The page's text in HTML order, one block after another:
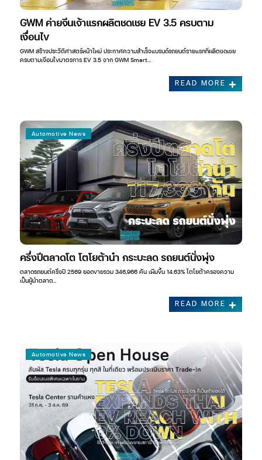
GWM ค่ายจีนเจ้าแรกผลิตชดเชย EV 3.5 ครบตาม
เงื่อนไข
GWM สร้างประวัติศาสตร์หน้าใหม่ ประกาศความสำเร็จแบรนด์รถยนต์รายแรกที่ผลิตชดเชย
ครบตามเงื่อนไขมาตรการ EV 3.5 จาก GWM Smart…
READ MORE
Automotive News
ครึ่งปีตลาดโต โตโยต้านำ กระบะลด รถยนต์นั่งพุ่ง
ตลาดรถยนต์ครึ่งปี 2569 ยอดขายรวม 346,966 คัน เพิ่มขึ้น 14.63% โตโยต้าครองความ
เป็นผู้นำตลาด…
READ MORE
Automotive News